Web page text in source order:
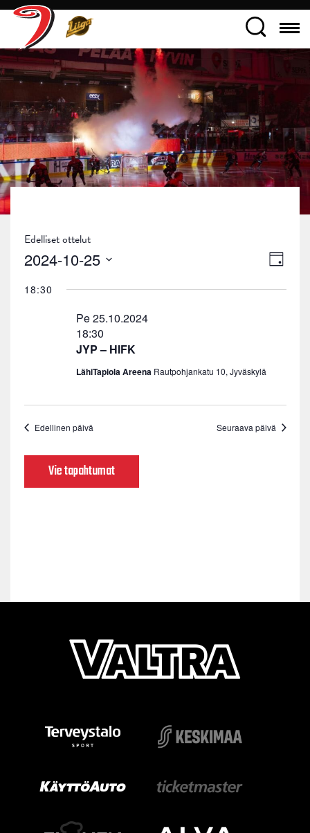
Edelliset ottelut
Päivä
2024-10-25
päivä.
18:30
JYP – HIFK
Pe 25.10.2024
18:30
LähiTapiola Areena Rautpohjankatu 10, Jyväskylä
Edellinen päivä Seuraava päivä
Vie tapahtumat